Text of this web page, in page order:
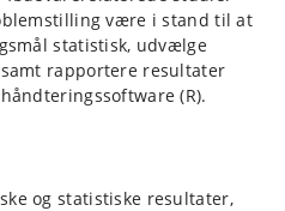
være i stand til at
statistisk, udvælge
rapportere resultater
(R).
og statistiske resultater,